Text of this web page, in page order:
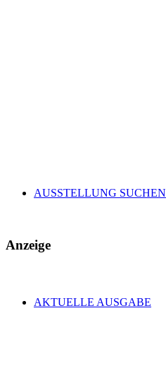
AUSSTELLUNG SUCHEN
AKTUELLE AUSGABE
Anzeige